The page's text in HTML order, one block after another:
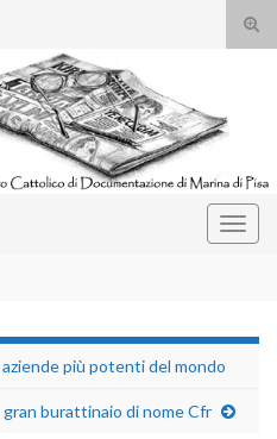
il
più potenti del mondo
burattinaio di nome Cfr